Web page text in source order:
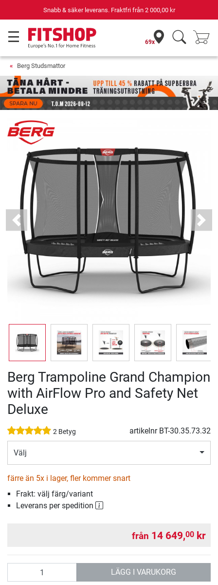
Din expert inom hemmaträning i 42 år
69x
Berg Studsmattor
Previous Next
Berg Trampoline Grand Champion
with AirFlow Pro and Safety Net
Deluxe
2 Betyg artikelnr BT-30.35.73.32
Välj
färre än 5x i lager, fler kommer snart
Frakt: välj färg/variant
Leverans per spedition
från 14 649,00 kr
LÄGG I VARUKORG